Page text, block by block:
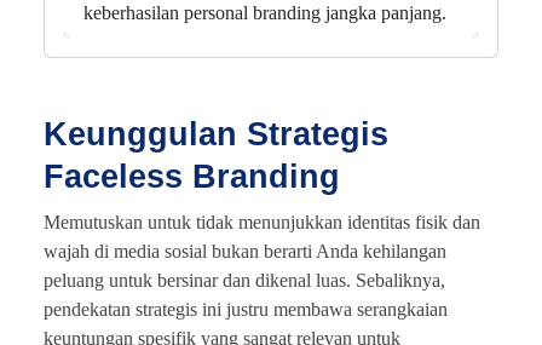
keberhasilan personal branding jangka panjang.
Keunggulan Strategis
Faceless Branding
Memutuskan untuk tidak menunjukkan identitas fisik dan
wajah di media sosial bukan berarti Anda kehilangan
peluang untuk bersinar dan dikenal luas. Sebaliknya,
pendekatan strategis ini justru membawa serangkaian
keuntungan spesifik yang sangat relevan untuk